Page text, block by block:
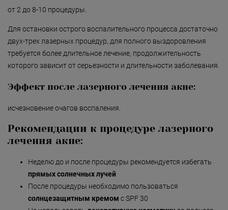
от 2 до 8-10 процедуры.
Для остановки острого воспалительного процесса достаточно
двух-трех лазерных процедур, для полного выздоровления
требуется более длительное лечение, продолжительность
которого зависит от серьезности и длительности заболевания.
Эффект после лазерного лечения акне:
исчезновение очагов воспаления.
Рекомендации к процедуре лазерного
лечения акне:
Неделю до и после процедуры рекомендуется избегать
прямых солнечных лучей
После процедуры необходимо пользоваться
солнцезащитным кремом с SPF 30